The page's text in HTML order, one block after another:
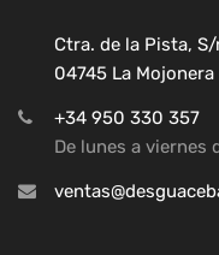
Ctra. de la Pista, S/
04745 La
+34 950 330 357
De lunes a viernes